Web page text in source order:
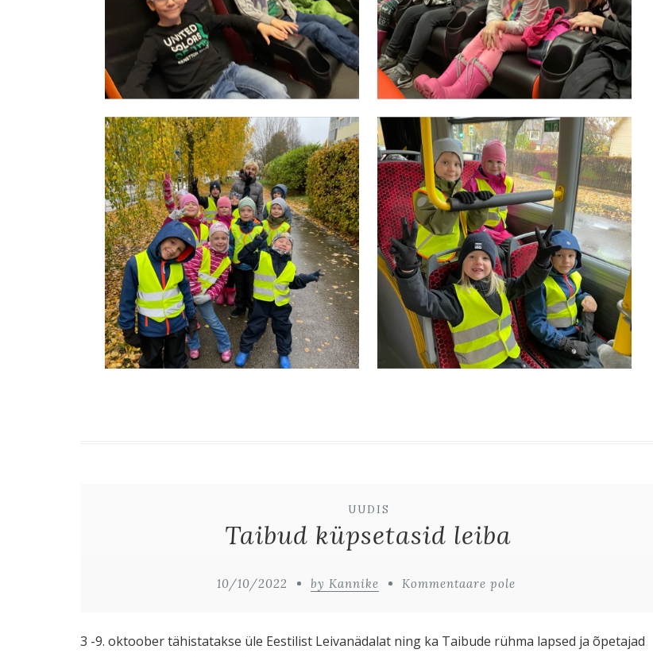
UUDIS
Taibud küpsetasid leiba
10/10/2022 by Kannike Kommentaare pole
3 -9. oktoober tähistatakse üle Eestilist Leivanädalat ning ka Taibude rühma lapsed ja õpetajad